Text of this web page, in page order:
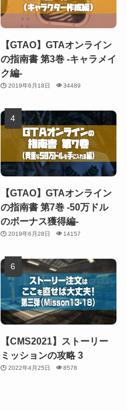
【GTAO】GTAオンライン
の指南書 第3巻 -キャラメイ
ク編-
2019年6月18日 34489
【GTAO】GTAオンライン
の指南書 第7巻 -50万ドル
のボーナス獲得編-
2019年6月28日 14157
【CMS2021】ストーリー
ミッションの攻略 3
2022年4月25日 8578